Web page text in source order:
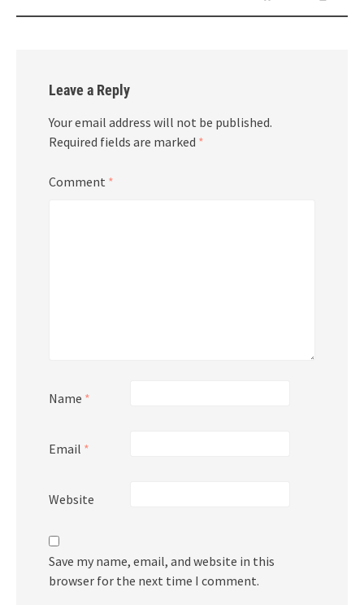
Leave a Reply
Your email address will not be published.
Required fields are marked *
Comment *
Name *
Email *
Website
Save my name, email, and website in this
browser for the next time I comment.